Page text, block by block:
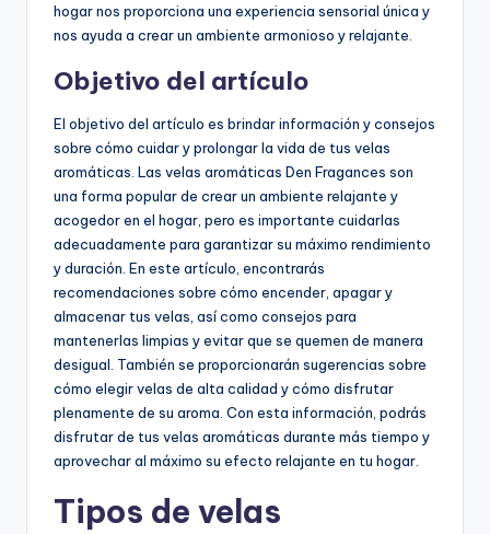
hogar nos proporciona una experiencia sensorial única y
nos ayuda a crear un ambiente armonioso y relajante.
Objetivo del artículo
El objetivo del artículo es brindar información y consejos
sobre cómo cuidar y prolongar la vida de tus velas
aromáticas. Las velas aromáticas Den Fragances son
una forma popular de crear un ambiente relajante y
acogedor en el hogar, pero es importante cuidarlas
adecuadamente para garantizar su máximo rendimiento
y duración. En este artículo, encontrarás
recomendaciones sobre cómo encender, apagar y
almacenar tus velas, así como consejos para
mantenerlas limpias y evitar que se quemen de manera
desigual. También se proporcionarán sugerencias sobre
cómo elegir velas de alta calidad y cómo disfrutar
plenamente de su aroma. Con esta información, podrás
disfrutar de tus velas aromáticas durante más tiempo y
aprovechar al máximo su efecto relajante en tu hogar.
Tipos de velas